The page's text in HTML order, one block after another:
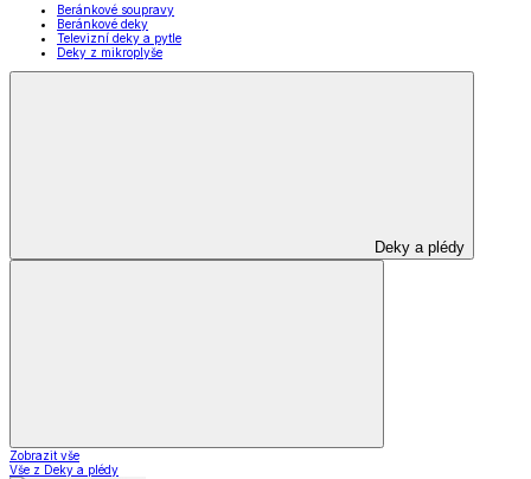
Beránkové soupravy
Beránkové deky
Televizní deky a pytle
Deky z mikroplyše
Deky a plédy
Zobrazit vše
Vše z Deky a plédy